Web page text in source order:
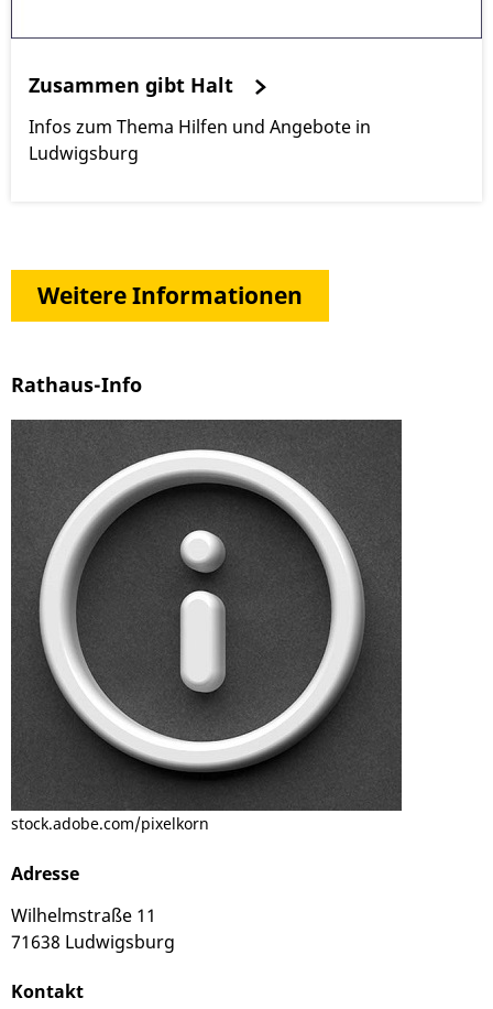
Zusammen gibt Halt
Infos zum Thema Hilfen und Angebote in
Ludwigsburg
Weitere Informationen
Rathaus-Info
stock.adobe.com/pixelkorn
Adresse
Wilhelmstraße 11
71638 Ludwigsburg
Kontakt